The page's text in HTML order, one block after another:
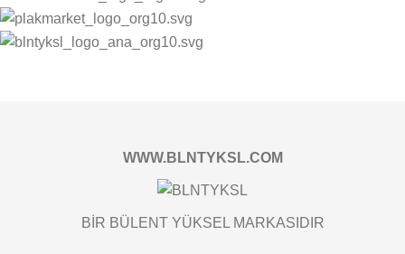
WWW.BLNTYKSL.COM
BİR BÜLENT YÜKSEL MARKASIDIR